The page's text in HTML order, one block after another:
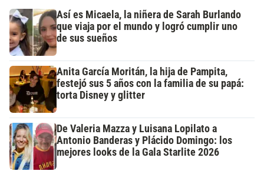
Así es Micaela, la niñera de Sarah Burlando
que viaja por el mundo y logró cumplir uno
de sus sueños
Anita García Moritán, la hija de Pampita,
festejó sus 5 años con la familia de su papá:
torta Disney y glitter
De Valeria Mazza y Luisana Lopilato a
Antonio Banderas y Plácido Domingo: los
mejores looks de la Gala Starlite 2026